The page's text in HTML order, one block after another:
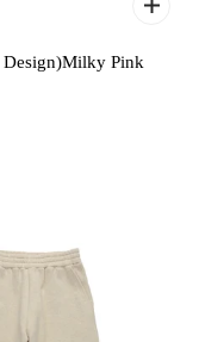
Design)Milky Pink